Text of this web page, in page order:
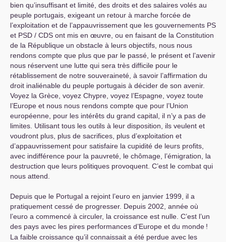
bien qu’insuffisant et limité, des droits et des salaires volés au
peuple portugais, exigeant un retour à marche forcée de
l’exploitation et de l’appauvrissement que les gouvernements PS
et PSD / CDS ont mis en œuvre, ou en faisant de la Constitution
de la République un obstacle à leurs objectifs, nous nous
rendons compte que plus que par le passé, le présent et l’avenir
nous réservent une lutte qui sera très difficile pour le
rétablissement de notre souveraineté, à savoir l’affirmation du
droit inaliénable du peuple portugais à décider de son avenir.
Voyez la Grèce, voyez Chypre, voyez l’Espagne, voyez toute
l’Europe et nous nous rendons compte que pour l’Union
européenne, pour les intérêts du grand capital, il n’y a pas de
limites. Utilisant tous les outils à leur disposition, ils veulent et
voudront plus, plus de sacrifices, plus d’exploitation et
d’appauvrissement pour satisfaire la cupidité de leurs profits,
avec indifférence pour la pauvreté, le chômage, l’émigration, la
destruction que leurs politiques provoquent. C’est le combat qui
nous attend.
Depuis que le Portugal a rejoint l’euro en janvier 1999, il a
pratiquement cessé de progresser. Depuis 2002, année où
l’euro a commencé à circuler, la croissance est nulle. C’est l’un
des pays avec les pires performances d’Europe et du monde !
La faible croissance qu’il connaissait a été perdue avec les